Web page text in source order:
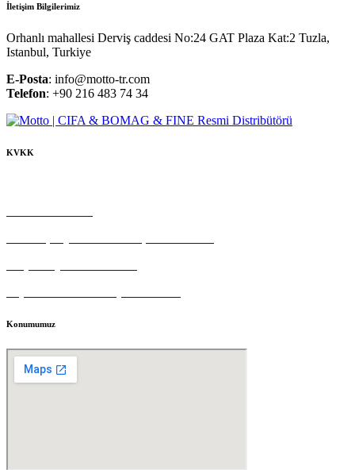
İletişim Bilgilerimiz
Orhanlı mahallesi Derviş caddesi No:24 GAT Plaza Kat:2 Tuzla,
Istanbul, Turkiye
E-Posta: info@motto-tr.com
Telefon: +90 216 483 74 34
KVKK
Konumumuz